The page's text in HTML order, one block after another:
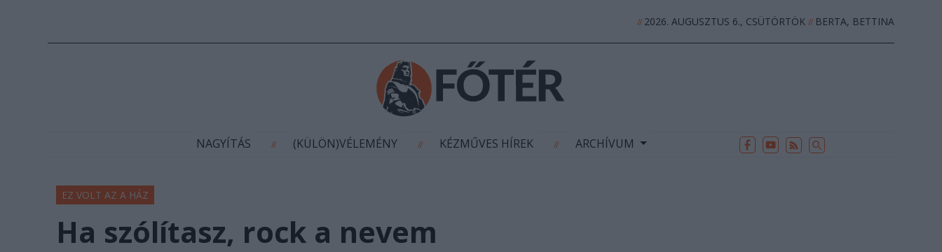
//2026. AUGUSZTUS 6., CSÜTÖRTÖK //BERTA, BETTINA
KÉZMŰVES HÍREK // ARCHÍVUM
NAGYÍTÁS // (KÜLÖN)VÉLEMÉNY // KÉZMŰVES HÍREK // ARCHÍVUM
EZ VOLT AZ A HÁZ
Ha szólítasz, rock a nevem